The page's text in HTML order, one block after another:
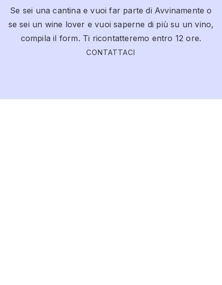
Se sei una cantina e vuoi far parte di Avvinamente o
se sei un wine lover e vuoi saperne di più su un vino,
compila il form. Ti ricontatteremo entro 12 ore.
CONTATTACI